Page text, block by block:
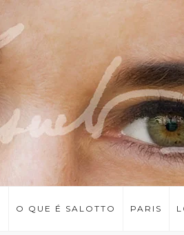
O QUE É SALOTTO PARIS